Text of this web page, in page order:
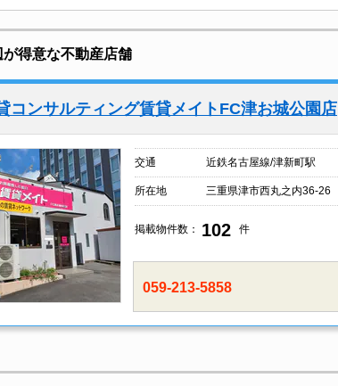
得意な不動産店舗
コンサルティング賃貸メイトFC津お城公園店
交通 近鉄名古屋線/津新町駅
所在地 三重県津市西丸之内36-26
掲載物件数： 102 件
059-213-5858